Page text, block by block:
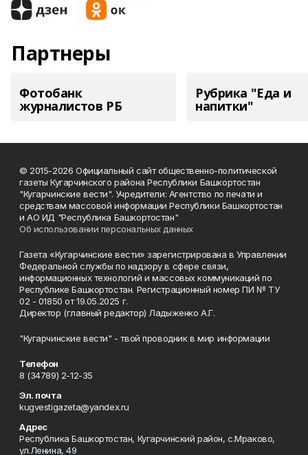
Партнеры
Фотобанк
журналистов РБ
Рубрика "Еда и
напитки"
© 2015-2026 Официальный сайт общественно-политической
газеты Кугарчинского района Республики Башкортостан
"Кугарчинские вести". Учредители: Агентство по печати и
средствам массовой информации Республики Башкортостан
и АО ИД "Республика Башкортостан"
Об использовании персональных данных
Газета «Кугарчинские вести» зарегистрирована в Управлении
Федеральной службы по надзору в сфере связи,
информационных технологий и массовых коммуникаций по
Республике Башкортостан. Регистрационный номер ПИ № ТУ
02 - 01850 от 19.05.2025 г.
Директор (главный редактор) Ладыженко А.Г.
"Кугарчинские вести" - твой проводник в мир информации
Телефон
8 (34789) 2-12-35
Эл. почта
kugvestigazeta@yandex.ru
Адрес
Республика Башкортостан, Кугарчинский район, с.Мраково,
ул.Ленина, 49